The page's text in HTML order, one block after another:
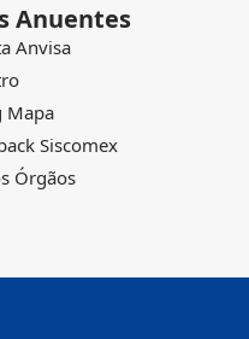
Anuentes
Anvisa
Mapa
Siscomex
Órgãos